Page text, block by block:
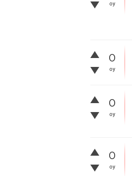
oy
0
oy
0
oy
0
oy